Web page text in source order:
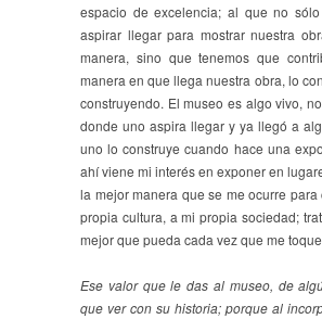
espacio de excelencia; al que no
aspirar llegar para mostrar nuestra
manera, sino que tenemos que
manera en que llega nuestra obra, lo
construyendo. El museo es algo vivo,
donde uno aspira llegar y ya llegó a
uno lo construye cuando hace una
ahí viene mi interés en exponer en
la mejor manera que se me ocurre para
propia cultura, a mi propia sociedad;
mejor que pueda cada vez que me
Ese valor que le das al museo, de
que ver con su historia; porque al